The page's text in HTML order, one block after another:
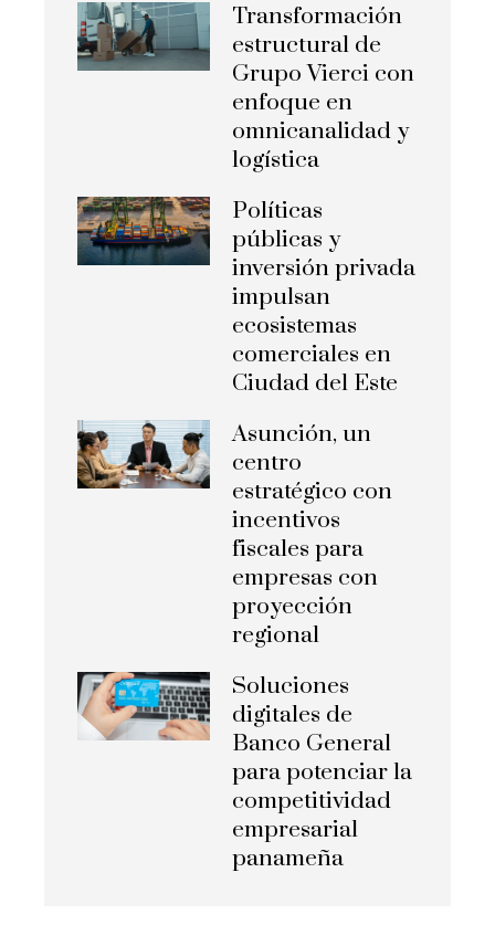
Transformación
estructural de
Grupo Vierci con
enfoque en
omnicanalidad y
logística
Políticas
públicas y
inversión privada
impulsan
ecosistemas
comerciales en
Ciudad del Este
Asunción, un
centro
estratégico con
incentivos
fiscales para
empresas con
proyección
regional
Soluciones
digitales de
Banco General
para potenciar la
competitividad
empresarial
panameña